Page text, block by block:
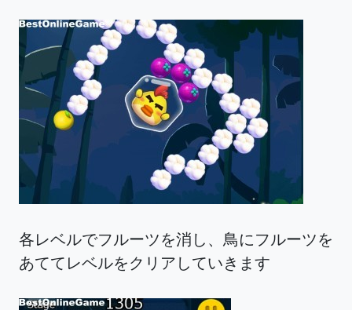
各レベルでフルーツを消し、鳥にフルーツを
あててレベルをクリアしていきます